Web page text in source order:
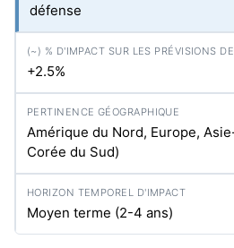
défense
+2.5%
Amérique du Nord, Europe,
Corée du Sud)
Moyen terme (2-4 ans)